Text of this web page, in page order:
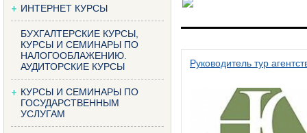
ИНТЕРНЕТ КУРСЫ
БУХГАЛТЕРСКИЕ КУРСЫ,
КУРСЫ И СЕМИНАРЫ ПО
НАЛОГООБЛАЖЕНИЮ.
АУДИТОРСКИЕ КУРСЫ
КУРСЫ И СЕМИНАРЫ ПО
ГОСУДАРСТВЕННЫМ
УСЛУГАМ
Руководитель тур